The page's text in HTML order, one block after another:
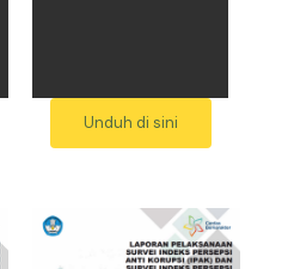
Unduh di sini